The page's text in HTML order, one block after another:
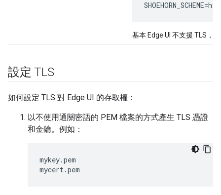
基本 Edge UI 不支援 TLS，
設定 TLS
如何設定 TLS 對 Edge UI 的存取權：
以不使用通關密語的 PEM 檔案的方式產生 TLS 憑證
和金鑰。例如：
mykey.pem
mycert.pem